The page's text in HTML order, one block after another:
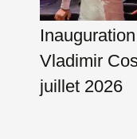
Vladimir
juillet 2026